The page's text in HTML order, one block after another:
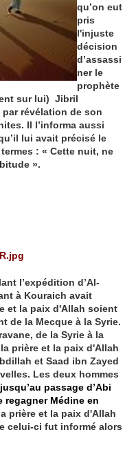
qu’on eut
pris
l'injuste
décision
d’assassi
ner le
prophète
sur lui) Jibril
révélation de son
Il l’informa aussi
lui avait précisé le
: « Cette nuit, ne
».
l’expédition d’Al-
à Kouraich avait
et la paix d'Allah soient
de la Mecque à la Syrie.
de la Syrie à la
prière et la paix d'Allah
et Saad ibn Zayed
Les deux hommes
passage d’Abi
regagner Médine en
prière et la paix d'Allah
celui-ci fut informé alors